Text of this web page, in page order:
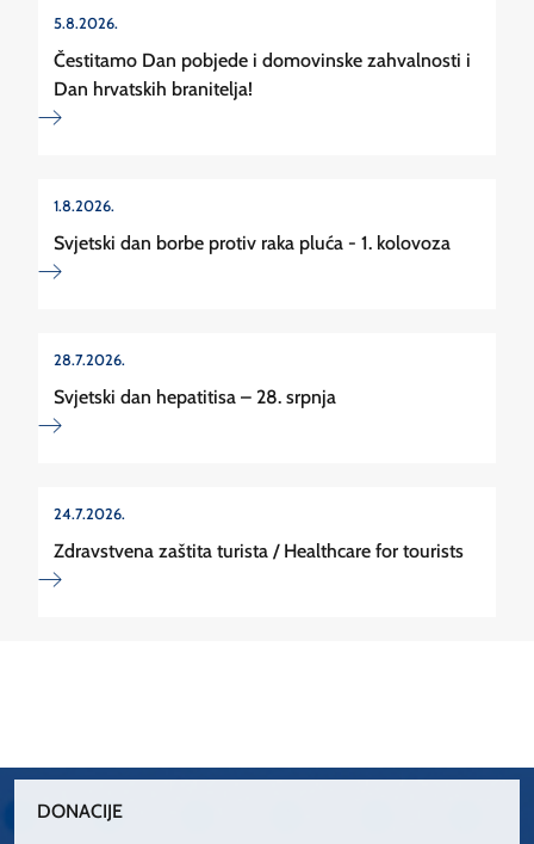
5.8.2026.
Čestitamo Dan pobjede i domovinske zahvalnosti i
Dan hrvatskih branitelja!
1.8.2026.
Svjetski dan borbe protiv raka pluća - 1. kolovoza
28.7.2026.
Svjetski dan hepatitisa – 28. srpnja
24.7.2026.
Zdravstvena zaštita turista / Healthcare for tourists
DONACIJE